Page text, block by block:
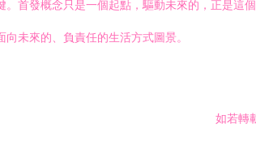
。首發概念只是一個起點，驅動未來的，正是這
未來的、負責任的生活方式圖景。
如若轉